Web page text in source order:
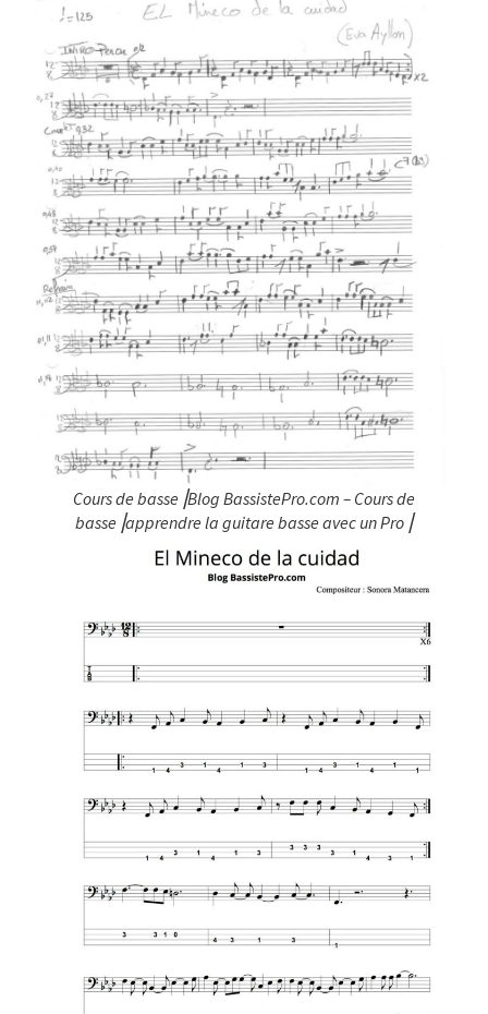
Cours de basse⎥Blog BassistePro.com – Cours de
basse⎥apprendre la guitare basse avec un Pro⎥